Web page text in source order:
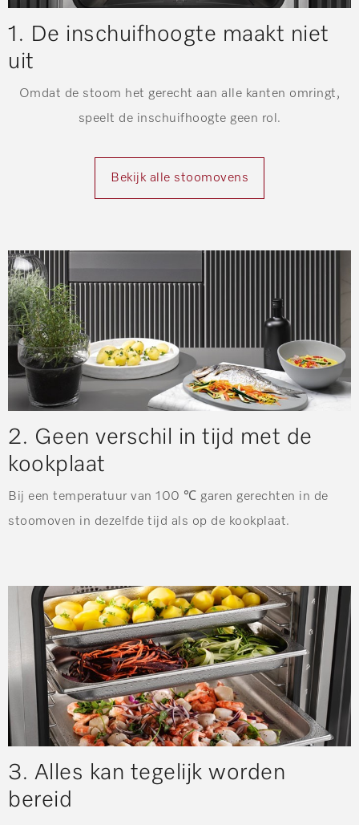
1. De inschuifhoogte maakt niet
uit
Omdat de stoom het gerecht aan alle kanten omringt,
speelt de inschuifhoogte geen rol.
Bekijk alle stoomovens
2. Geen verschil in tijd met de
kookplaat
Bij een temperatuur van 100 ℃ garen gerechten in de
stoomoven in dezelfde tijd als op de kookplaat.
3. Alles kan tegelijk worden
bereid